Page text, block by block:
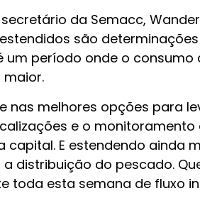
da Semacc,
são
um período onde o
maior.
nas melhores opções para
e o
E estendendo ainda
distribuição do pescado.
toda esta semana de fluxo